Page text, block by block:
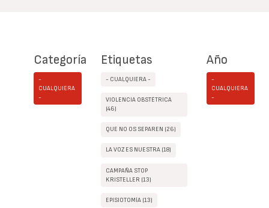
Categoría
-
CUALQUIERA
-
Etiquetas
- CUALQUIERA -
VIOLENCIA OBSTÉTRICA
(46)
QUE NO OS SEPAREN (26)
LA VOZ ES NUESTRA (18)
CAMPAÑA STOP
KRISTELLER (13)
EPISIOTOMÍA (13)
Año
-
CUALQUIERA
-